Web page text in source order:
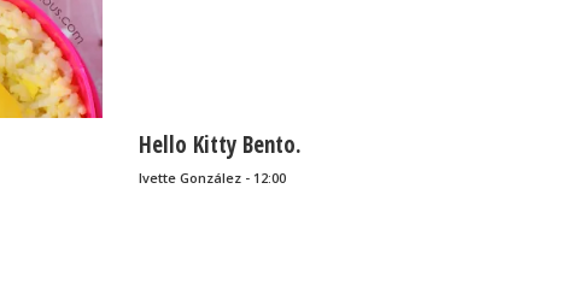
Hello Kitty Bento.
Ivette González - 12:00